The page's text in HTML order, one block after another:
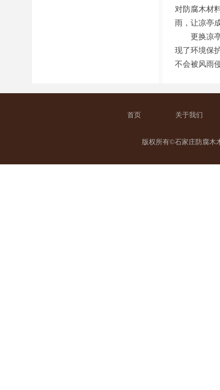
对防腐木材
雨，让凉亭
更换凉亭
现了环境保
不会被风雨
首页 关于我们
版权所有©石家庄防腐